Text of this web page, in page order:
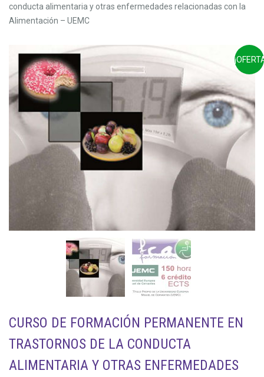
conducta alimentaria y otras enfermedades relacionadas con la
Alimentación – UEMC
CURSO DE FORMACIÓN PERMANENTE EN
TRASTORNOS DE LA CONDUCTA
ALIMENTARIA Y OTRAS ENFERMEDADES